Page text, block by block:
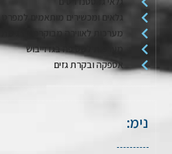
גלאים ומכשירים מותאמים למפרט
מערכות לאווירה מבוקרת / דגימת
מערכות לשטיפה בגז וייבוש
אספקה ובקרת גזים
נימ: